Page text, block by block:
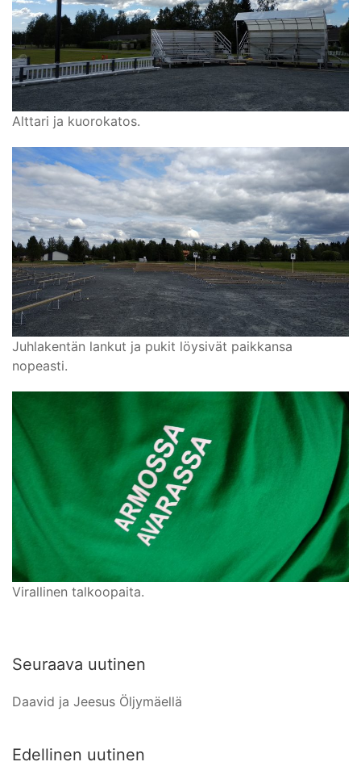
Alttari ja kuorokatos.
Juhlakentän lankut ja pukit löysivät paikkansa
nopeasti.
Virallinen talkoopaita.
Seuraava uutinen
Daavid ja Jeesus Öljymäellä
Edellinen uutinen